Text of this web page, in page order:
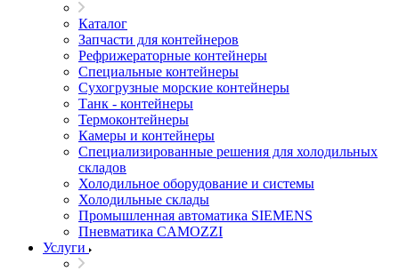
Каталог
Запчасти для контейнеров
Рефрижераторные контейнеры
Специальные контейнеры
Сухогрузные морские контейнеры
Танк - контейнеры
Термоконтейнеры
Камеры и контейнеры
Специализированные решения для холодильных
складов
Холодильное оборудование и системы
Холодильные склады
Промышленная автоматика SIEMENS
Пневматика CAMOZZI
Услуги